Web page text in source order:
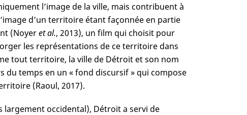
l’image de la ville, mais contribuent à
d’un territoire étant façonnée en partie
(Noyeret al., 2013), un film qui choisit pour
les représentations de ce territoire dans
tout territoire, la ville de Détroit et son nom
du temps en un « fond discursif » qui compose
(Raoul, 2017).
largement occidental), Détroit a servi de